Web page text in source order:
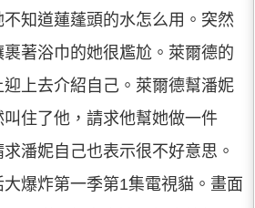
知道蓮蓬頭的水怎么用。突然
著浴巾的她很尷尬。萊爾德的
上去介紹自己。萊爾德幫潘妮
住了他，請求他幫她做一件
潘妮自己也表示很不好意思。
爆炸第一季第1集電視貓。畫面